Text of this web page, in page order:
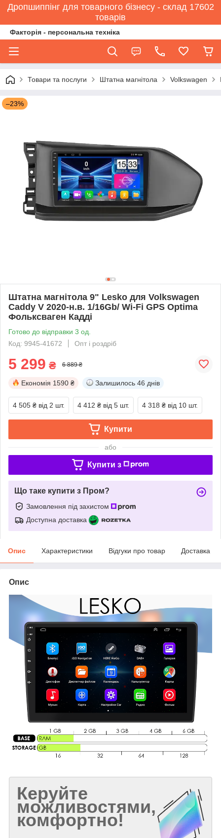
Дропшиппінг для товарного бізнесу - склад 17602
товарів
Факторія - персональна техніка
Товари та послуги Штатна магнітола Volkswagen
–23%
Штатна магнітола 9" Lesko для Volkswagen
Caddy V 2020-н.в. 1/16Gb/ Wi-Fi GPS Optima
Фольксваген Кадді
Готово до відправки 3 од.
Код: 9945-41672
Опт і роздріб
5 299 ₴ 6 889 ₴
Економія 1590 ₴ Залишилось 46 днів
4 505 ₴ від 2 шт. 4 412 ₴ від 5 шт. 4 318 ₴ від 10 шт.
Купити
або
Купити з
Що таке купити з Пром?
Замовлення під захистом
Доступна доставка
Опис Характеристики Відгуки про товар Доставка
Опис
Керуйте
можливостями,
комфортно!